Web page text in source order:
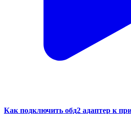
Как подключить обд2 адаптер к